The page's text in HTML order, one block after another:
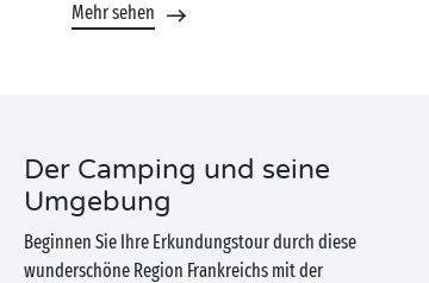
Mehr sehen
Der Camping und seine
Umgebung
Beginnen Sie Ihre Erkundungstour durch diese
wunderschöne Region Frankreichs mit der